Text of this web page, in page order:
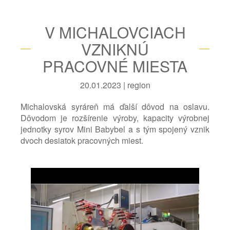
V MICHALOVCIACH
VZNIKNÚ
PRACOVNÉ MIESTA
20.01.2023 | region
Michalovská syráreň má ďalší dôvod na oslavu.
Dôvodom je rozšírenie výroby, kapacity výrobnej
jednotky syrov Mini Babybel a s tým spojený vznik
dvoch desiatok pracovných miest.